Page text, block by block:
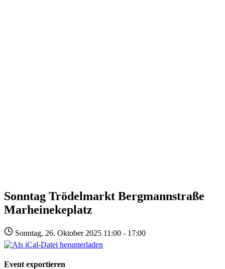
Sonntag Trödelmarkt Bergmannstraße
Marheinekeplatz
Sonntag, 26. Oktober 2025 11:00 - 17:00
Event exportieren